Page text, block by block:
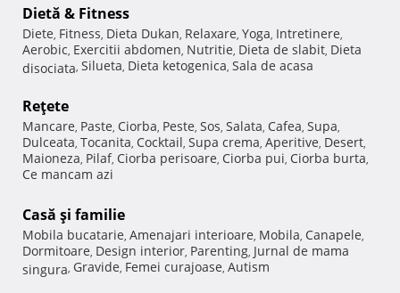
Dietă & Fitness
Diete, Fitness, Dieta Dukan, Relaxare, Yoga, Intretinere,
Aerobic, Exercitii abdomen, Nutritie, Dieta de slabit, Dieta
disociata, Silueta, Dieta ketogenica, Sala de acasa
Reţete
Mancare, Paste, Ciorba, Peste, Sos, Salata, Cafea, Supa,
Dulceata, Tocanita, Cocktail, Supa crema, Aperitive, Desert,
Maioneza, Pilaf, Ciorba perisoare, Ciorba pui, Ciorba burta,
Ce mancam azi
Casă şi familie
Mobila bucatarie, Amenajari interioare, Mobila, Canapele,
Dormitoare, Design interior, Parenting, Jurnal de mama
singura, Gravide, Femei curajoase, Autism